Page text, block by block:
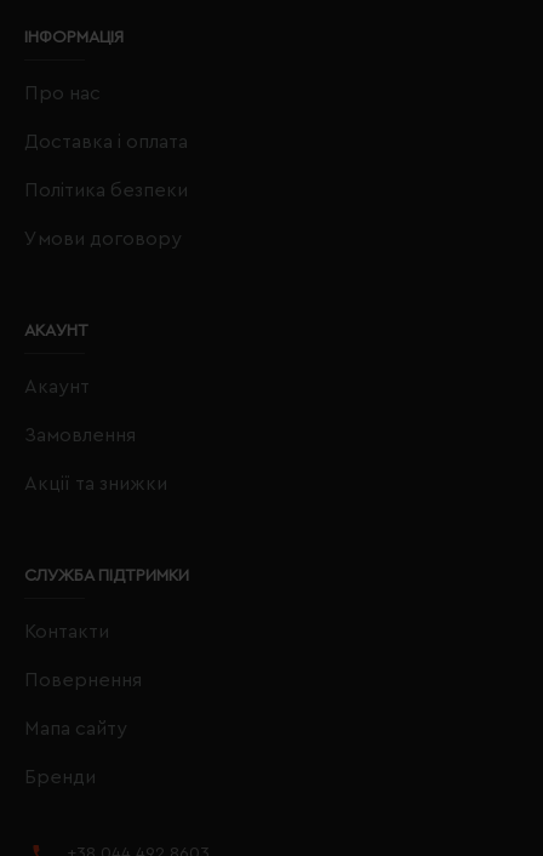
ІНФОРМАЦІЯ
Про нас
Доставка і оплата
Політика безпеки
Умови договору
АКАУНТ
Акаунт
Замовлення
Акції та знижки
СЛУЖБА ПІДТРИМКИ
Контакти
Повернення
Мапа сайту
Бренди